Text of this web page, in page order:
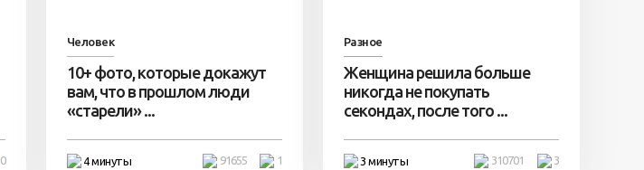
0
Человек
10+ фото, которые докажут
вам, что в прошлом люди
«старели» ...
4 минуты 1
91655
Разное
Женщина решила больше
никогда не покупать
секондах, после того ...
3 минуты 3
310701